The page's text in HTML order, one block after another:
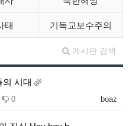
태 기독교보수주의
게시판 검색
시대
boaz
0